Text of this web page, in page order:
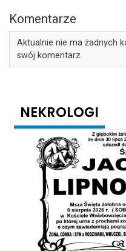
Komentarze
Aktualnie nie ma żadnych
swój komentarz.
NEKROLOGI